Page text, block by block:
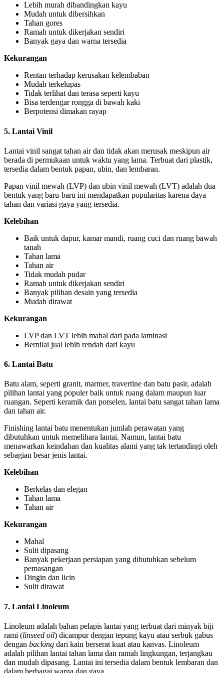
Lebih murah dibandingkan kayu
Mudah untuk dibersihkan
Tahan gores
Ramah untuk dikerjakan sendiri
Banyak gaya dan warna tersedia
Kekurangan
Rentan terhadap kerusakan kelembaban
Mudah terkelupas
Tidak terlihat dan terasa seperti kayu
Bisa terdengar rongga di bawah kaki
Berpotensi dimakan rayap
5. Lantai Vinil
Lantai vinil sangat tahan air dan tidak akan merusak meskipun air
berada di permukaan untuk waktu yang lama. Terbuat dari plastik,
tersedia dalam bentuk papan, ubin, dan lembaran.
Papan vinil mewah (LVP) dan ubin vinil mewah (LVT) adalah dua
bentuk yang baru-baru ini mendapatkan popularitas karena daya
tahan dan variasi gaya yang tersedia.
Kelebihan
Baik untuk dapur, kamar mandi, ruang cuci dan ruang bawah
tanah
Tahan lama
Tahan air
Tidak mudah pudar
Ramah untuk dikerjakan sendiri
Banyak pilihan desain yang tersedia
Mudah dirawat
Kekurangan
LVP dan LVT lebih mahal dari pada laminasi
Bernilai jual lebih rendah dari kayu
6. Lantai Batu
Batu alam, seperti granit, marmer, travertine dan batu pasir, adalah
pilihan lantai yang populer baik untuk ruang dalam maupun luar
ruangan. Seperti keramik dan porselen, lantai batu sangat tahan lama
dan tahan air.
Finishing lantai batu menentukan jumlah perawatan yang
dibutuhkan untuk memelihara lantai. Namun, lantai batu
menawarkan keindahan dan kualitas alami yang tak tertandingi oleh
sebagian besar jenis lantai.
Kelebihan
Berkelas dan elegan
Tahan lama
Tahan air
Kekurangan
Mahal
Sulit dipasang
Banyak pekerjaan persiapan yang dibutuhkan sebelum
pemasangan
Dingin dan licin
Sulit dirawat
7. Lantai Linoleum
Linoleum adalah bahan pelapis lantai yang terbuat dari minyak biji
rami (linseed oil) dicampur dengan tepung kayu atau serbuk gabus
dengan backing dari kain berserat kuat atau kanvas. Linoleum
adalah pilihan lantai tahan lama dan ramah lingkungan, terjangkau
dan mudah dipasang. Lantai ini tersedia dalam bentuk lembaran dan
dalam berbagai warna dan gaya.